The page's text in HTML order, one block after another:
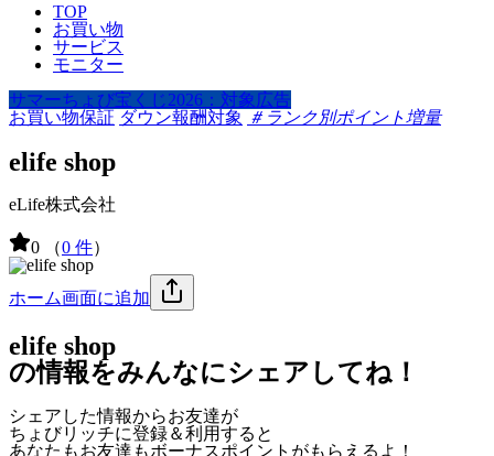
TOP
お買い物
サービス
モニター
サマーちょび宝くじ2026：対象広告
お買い物保証 ダウン報酬対象 ＃ランク別ポイント増量
elife shop
eLife株式会社
0 （0 件）
ホーム画面に追加
elife shop
の情報をみんなにシェアしてね！
シェアした情報からお友達が
ちょびリッチに登録＆利用すると
あなたもお友達もボーナスポイント がもらえるよ！